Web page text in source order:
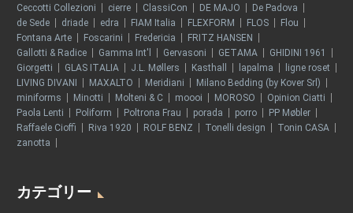
Ceccotti Collezioni
cierre ClassiCon DE MAJO
De Padova
de Sede
driade edra FIAM Italia FLEXFORM FLOS
Flou
Fontana Arte
Foscarini Fredericia
FRITZ HANSEN
Gallotti & Radice
Gamma Int'l Gervasoni GETAMA
GHIDINI 1961
Giorgetti
GLAS ITALIA J.L. Møllers Kasthall lapalma
ligne roset
LIVING DIVANI
MAXALTO Meridiani
Milano Bedding (by Kover Srl)
miniforms
Minotti Molteni & C moooi MOROSO
Opinion Ciatti
Paola Lenti
Poliform Poltrona Frau porada porro
PP Møbler
Raffaele Cioffi
Riva 1920 ROLF BENZ Tonelli design
Tonin CASA
zanotta
カテゴリー